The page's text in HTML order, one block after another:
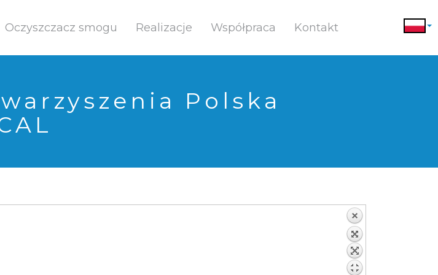
Oczyszczacz smogu Realizacje Współpraca Kontakt
Polska